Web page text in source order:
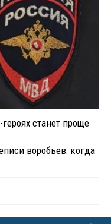
станет проще
воробьев: когда